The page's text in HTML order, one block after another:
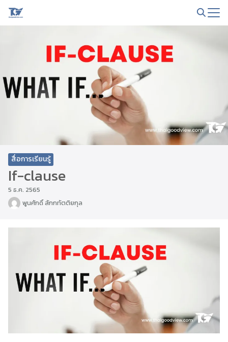
Skip
สื่อการเรียนรู้
If-clause
5 ธ.ค. 2565
พูนศักดิ์ สักกทัตติยกุล